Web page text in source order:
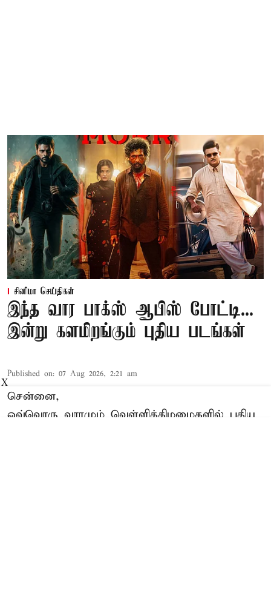
சினிமா செய்திகள்
இந்த வார பாக்ஸ் ஆபிஸ் போட்டி...
இன்று களமிறங்கும் புதிய படங்கள்
Published on: 07 Aug 2026, 2:21 am
சென்னை,
ஒவ்வொரு வாரமும் வெள்ளிக்கிழமைகளில் புதிய
X